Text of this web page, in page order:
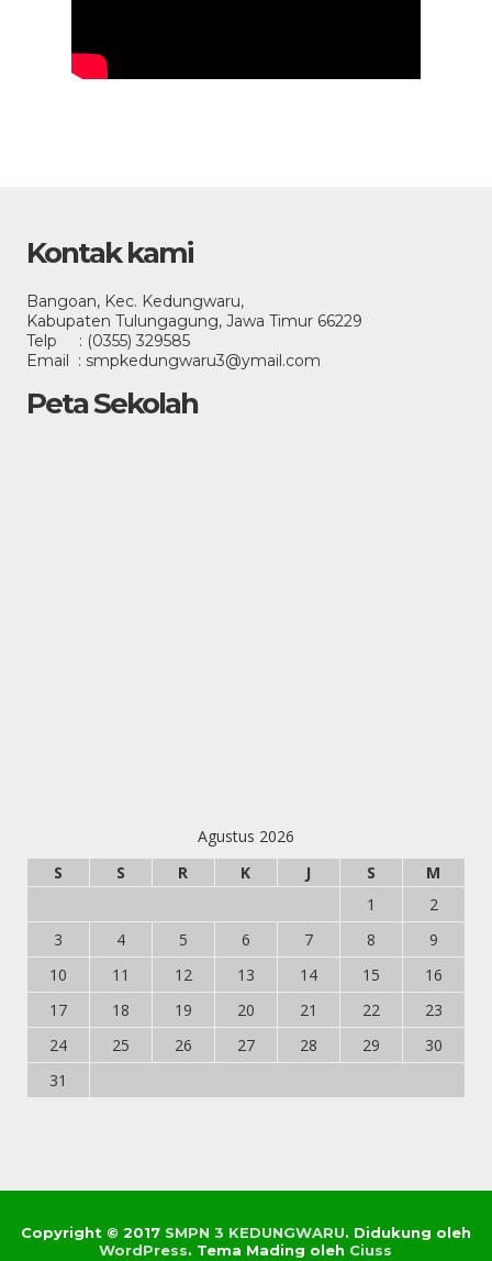
Kontak kami
Bangoan, Kec. Kedungwaru,
Kabupaten Tulungagung, Jawa Timur 66229
Telp : (0355) 329585
Email : smpkedungwaru3@ymail.com
Peta Sekolah
Agustus 2026
S
S R K J S
M
1
2
3
4 5 6 7 8
9
10
11 12 13 14 15
16
17
18 19 20 21 22
23
24
25 26 27 28 29
30
31
Copyright © 2017 SMPN 3 KEDUNGWARU. Didukung oleh
WordPress. Tema Mading oleh Ciuss